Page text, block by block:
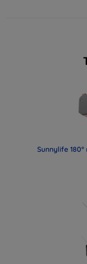
Sunnylife